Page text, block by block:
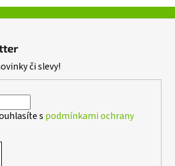
v
ý
s
či slevy!
s podmínkami ochrany